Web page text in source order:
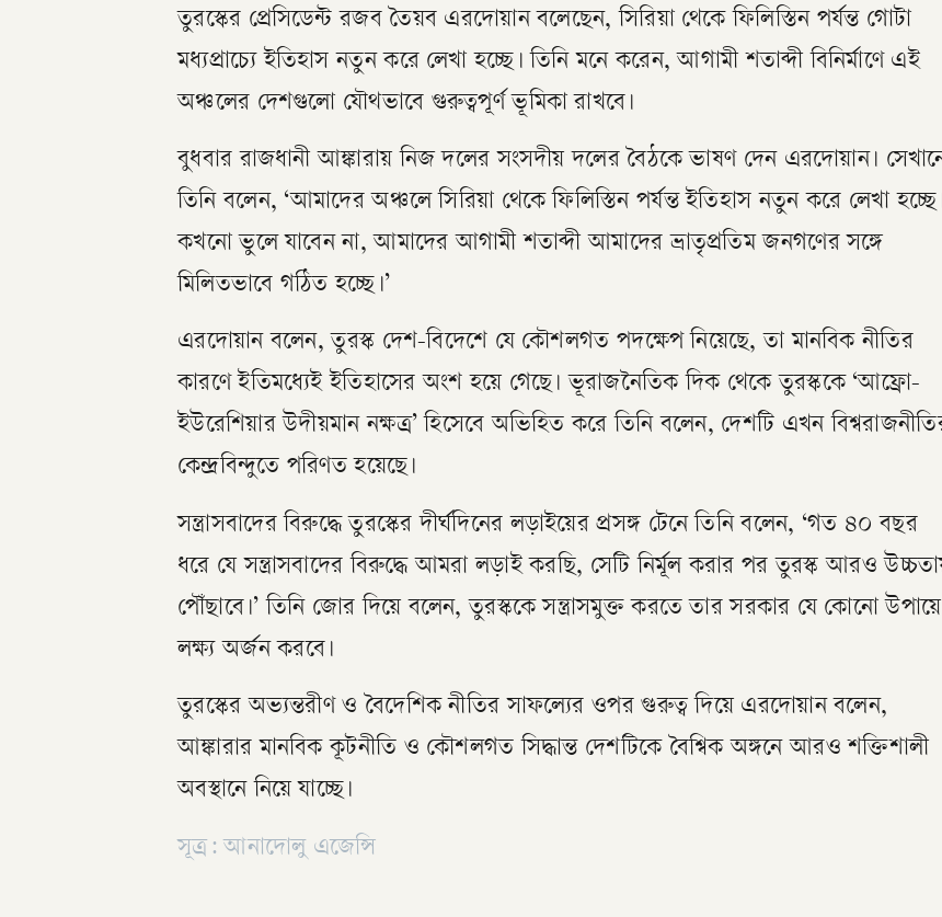
তুরস্কের প্রেসিডেন্ট রজব তৈয়ব এরদোয়ান বলেছেন, সিরিয়া থেকে ফিলিস্তিন পর্যন্ত গোটা
মধ্যপ্রাচ্যে ইতিহাস নতুন করে লেখা হচ্ছে। তিনি মনে করেন, আগামী শতাব্দী বিনির্মাণে এই
অঞ্চলের দেশগুলো যৌথভাবে গুরুত্বপূর্ণ ভূমিকা রাখবে।
বুধবার রাজধানী আঙ্কারায় নিজ দলের সংসদীয় দলের বৈঠকে ভাষণ দেন এরদোয়ান।
তিনি বলেন, ‘আমাদের অঞ্চলে সিরিয়া থেকে ফিলিস্তিন পর্যন্ত ইতিহাস নতুন করে লেখা
কখনো ভুলে যাবেন না, আমাদের আগামী শতাব্দী আমাদের ভ্রাতৃপ্রতিম জনগণের সঙ্গে
মিলিতভাবে গঠিত হচ্ছে।’
এরদোয়ান বলেন, তুরস্ক দেশ-বিদেশে যে কৌশলগত পদক্ষেপ নিয়েছে, তা মানবিক নীতির
কারণে ইতিমধ্যেই ইতিহাসের অংশ হয়ে গেছে। ভূরাজনৈতিক দিক থেকে তুরস্ককে ‘আফ্রো-
ইউরেশিয়ার উদীয়মান নক্ষত্র’ হিসেবে অভিহিত করে তিনি বলেন, দেশটি এখন
কেন্দ্রবিন্দুতে পরিণত হয়েছে।
সন্ত্রাসবাদের বিরুদ্ধে তুরস্কের দীর্ঘদিনের লড়াইয়ের প্রসঙ্গ টেনে তিনি বলেন, ‘গত ৪০ বছর
ধরে যে সন্ত্রাসবাদের বিরুদ্ধে আমরা লড়াই করছি, সেটি নির্মূল করার পর তুরস্ক আরও
পৌঁছাবে।’ তিনি জোর দিয়ে বলেন, তুরস্ককে সন্ত্রাসমুক্ত করতে তার সরকার যে কোনো উপায়ে
লক্ষ্য অর্জন করবে।
তুরস্কের অভ্যন্তরীণ ও বৈদেশিক নীতির সাফল্যের ওপর গুরুত্ব দিয়ে এরদোয়ান বলেন,
আঙ্কারার মানবিক কূটনীতি ও কৌশলগত সিদ্ধান্ত দেশটিকে বৈশ্বিক অঙ্গনে আরও শক্তিশালী
অবস্থানে নিয়ে যাচ্ছে।
সূত্র: আনাদোলু এজেন্সি